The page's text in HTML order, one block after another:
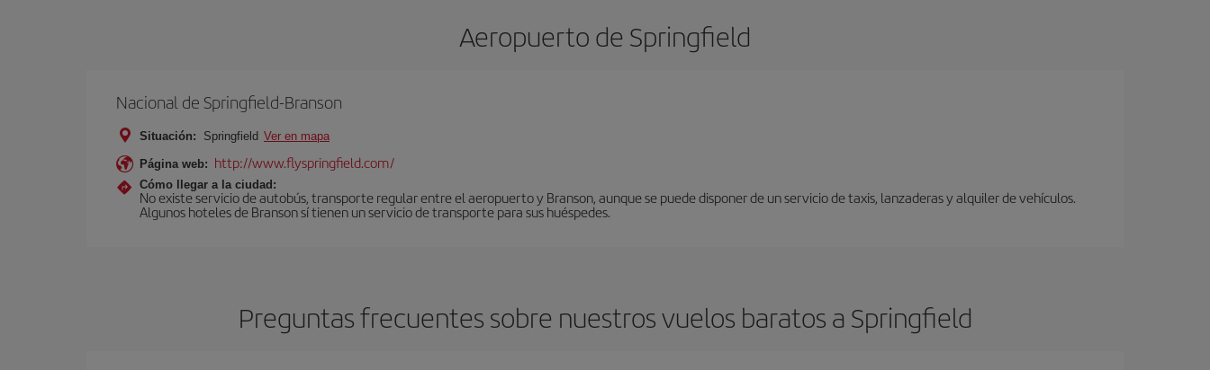
Aeropuerto de Springfield
Nacional de Springfield-Branson
Situación: Springfield Ver en mapa
Página web: http://www.flyspringfield.com/
Cómo llegar a la ciudad:
No existe servicio de autobús, transporte regular entre el aeropuerto y Branson, aunque se puede disponer de un servicio de taxis, lanzaderas y alquiler de vehículos.
Algunos hoteles de Branson sí tienen un servicio de transporte para sus huéspedes.
Preguntas frecuentes sobre nuestros vuelos baratos a Springfield